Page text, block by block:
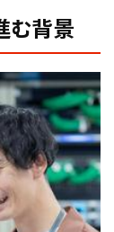
”として
ー改善
効率化」か
む背景